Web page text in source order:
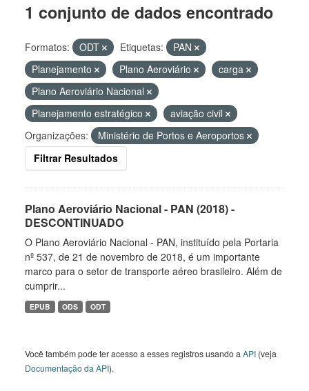
1 conjunto de dados encontrado
Formatos: ODT Etiquetas:
PAN
Planejamento
Plano Aeroviário
carga
Plano Aeroviário Nacional
Planejamento estratégico
aviação civil
Organizações:
Ministério de Portos e Aeroportos
Filtrar Resultados
Plano Aeroviário Nacional - PAN (2018) -
DESCONTINUADO
O Plano Aeroviário Nacional - PAN, instituído pela Portaria
nº 537, de 21 de novembro de 2018, é um importante
marco para o setor de transporte aéreo brasileiro. Além de
cumprir...
EPUB ODS ODT
Você também pode ter acesso a esses registros usando a API (veja
Documentação da API).